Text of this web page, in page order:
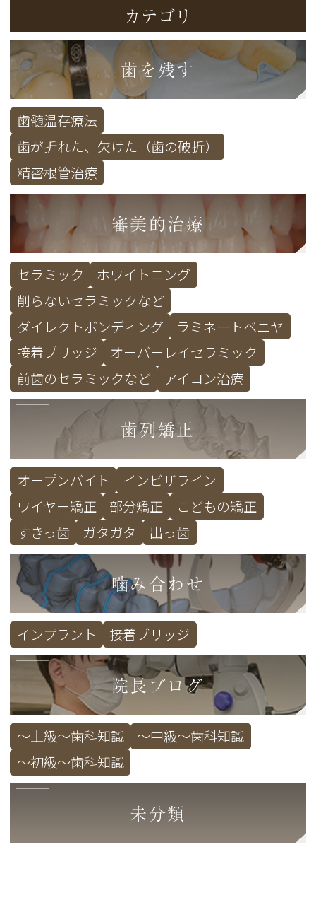
カテゴリ
歯を残す
歯髄温存療法
歯が折れた、欠けた（歯の破折）
精密根管治療
審美的治療
セラミック
ホワイトニング
削らないセラミックなど
ダイレクトボンディング
ラミネートベニヤ
接着ブリッジ
オーバーレイセラミック
前歯のセラミックなど
アイコン治療
歯列矯正
オープンバイト
インビザライン
ワイヤー矯正
部分矯正
こどもの矯正
すきっ歯
ガタガタ 出っ歯
噛み合わせ
インプラント 接着ブリッジ
院長ブログ
～上級～歯科知識
～中級～歯科知識
～初級～歯科知識
未分類